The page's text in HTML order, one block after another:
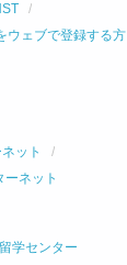
ウェブで登録する方
ット
ーネット
学センター